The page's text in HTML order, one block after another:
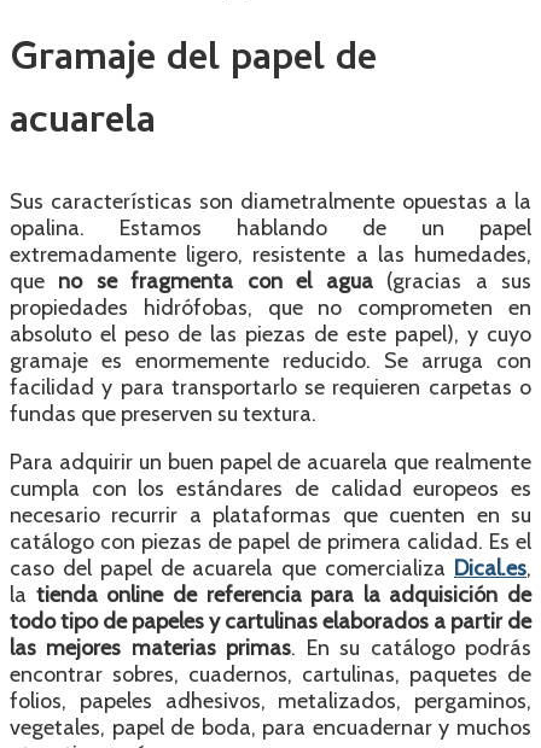
Gramaje del papel de
acuarela
Sus características son diametralmente opuestas a la
opalina. Estamos hablando de un papel
extremadamente ligero, resistente a las humedades,
que no se fragmenta con el agua(gracias a sus
propiedades hidrófobas, que no comprometen en
absoluto el peso de las piezas de este papel), y cuyo
gramaje es enormemente reducido. Se arruga con
facilidad y para transportarlo se requieren carpetas o
fundas que preserven su textura.
Para adquirir un buen papel de acuarela que realmente
cumpla con los estándares de calidad europeos es
necesario recurrir a plataformas que cuenten en su
catálogo con piezas de papel de primera calidad. Es el
caso del papel de acuarela que comercializa Dical.es,
la tienda online de referencia para la adquisición de
todo tipo de papeles y cartulinas elaborados a partir de
las mejores materias primas. En su catálogo podrás
encontrar sobres, cuadernos, cartulinas, paquetes de
folios, papeles adhesivos, metalizados, pergaminos,
vegetales, papel de boda, para encuadernar y muchos